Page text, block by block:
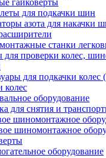
гайковерты
для подкачки шин
азота для накачки
станки
проверки колес,
для подкачки колес
колес
оборудование
для снятия и
шиномонтажное
шиномонтажное
оборудование